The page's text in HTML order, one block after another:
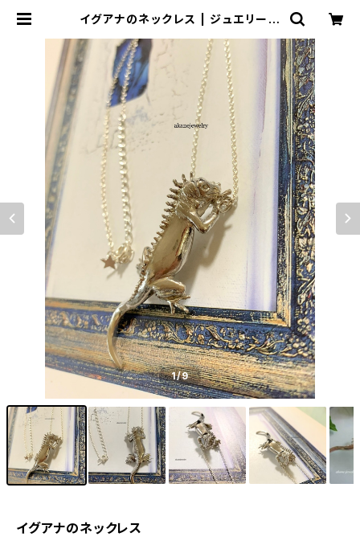
イグアナのネックレス | ジュエリー工
1/9
イグアナのネックレス